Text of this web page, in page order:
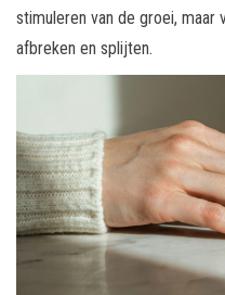
stimuleren van de groei, maar
afbreken en splijten.